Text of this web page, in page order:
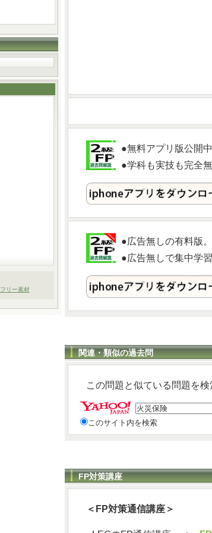
●無料アプリ版公開中
●学科も実技も完全無
●広告無しの有料版。
●広告無しで集中学習
関連・類似の過去問
この問題と似ている問題を検
このサイト内を検索
FP対策講座
＜FP対策通信講座＞
フリー素材